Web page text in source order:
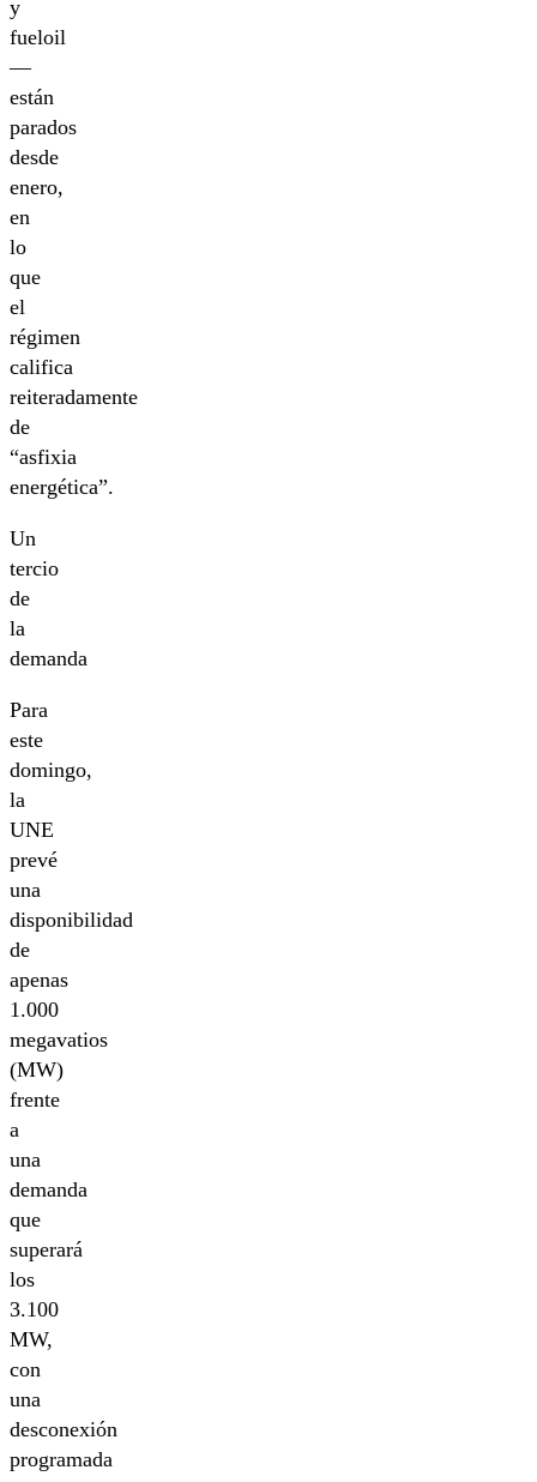
y
fueloil
—
están
parados
desde
enero,
en
lo
que
el
régimen
califica
reiteradamente
de
“asfixia
energética”.
Un
tercio
de
la
demanda
Para
este
domingo,
la
UNE
prevé
una
disponibilidad
de
apenas
1.000
megavatios
(MW)
frente
a
una
demanda
que
superará
los
3.100
MW,
con
una
desconexión
programada